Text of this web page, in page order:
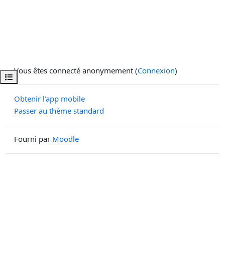
Ouvrir l’index du cours
Vous êtes connecté anonymement (Connexion)
Obtenir l’app mobile
Passer au thème standard
Fourni par Moodle